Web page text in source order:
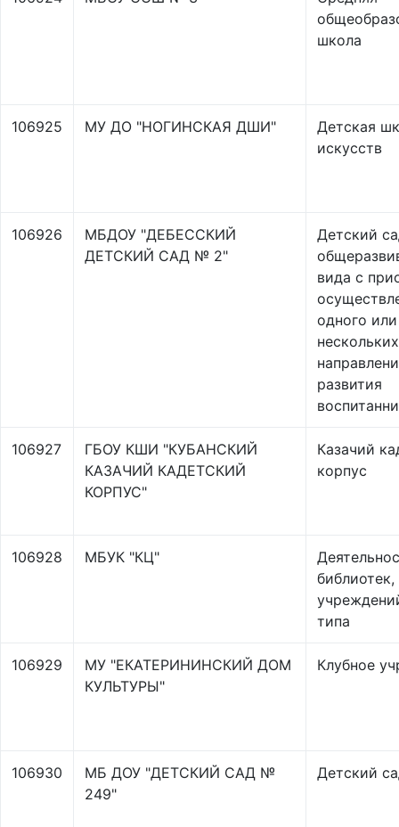
школа
106925 МУ ДО "НОГИНСКАЯ ДШИ"
Детская
искусств
106926
МБДОУ "ДЕБЕССКИЙ
ДЕТСКИЙ САД № 2"
Детский
вида с
одного или
нескольких
развития
106927
ГБОУ КШИ "КУБАНСКИЙ
КАЗАЧИЙ КАДЕТСКИЙ
КОРПУС"
Казачий
корпус
106928 МБУК "КЦ"
типа
106929
МУ "ЕКАТЕРИНИНСКИЙ ДОМ
КУЛЬТУРЫ"
Клубное
106930
МБ ДОУ "ДЕТСКИЙ САД №
249"
Детский